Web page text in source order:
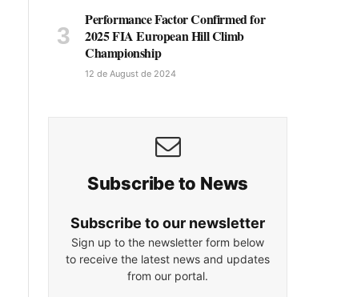
Performance Factor Confirmed for
2025 FIA European Hill Climb
Championship
12 de August de 2024
Subscribe to News
Subscribe to our newsletter
Sign up to the newsletter form below
to receive the latest news and updates
from our portal.